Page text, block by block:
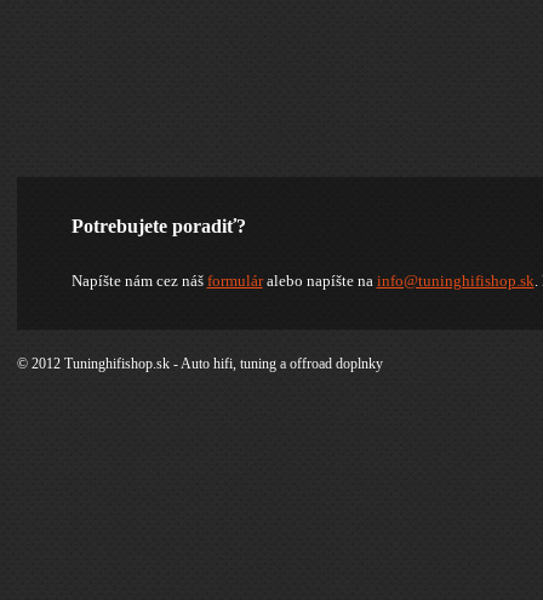
Potrebujete poradiť?
Napíšte nám cez náš formuláralebo napíšte na info@tuninghifishop.sk
© 2012 Tuninghifishop.sk - Auto hifi, tuning a offroad doplnky